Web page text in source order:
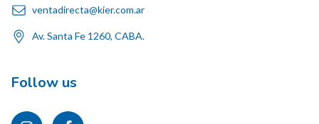
ventadirecta@kier.com.ar
Av. Santa Fe 1260, CABA.
Follow us